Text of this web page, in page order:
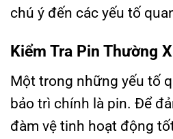
chú ý đến các yếu tố
Kiểm Tra Pin Thường
Một trong những yếu tố
bảo trì chính là pin. Để
đàm vệ tinh hoạt động